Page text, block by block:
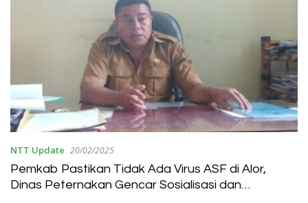
NTT Update 20/02/2025
Pemkab Pastikan Tidak Ada Virus ASF di Alor,
Dinas Peternakan Gencar Sosialisasi dan